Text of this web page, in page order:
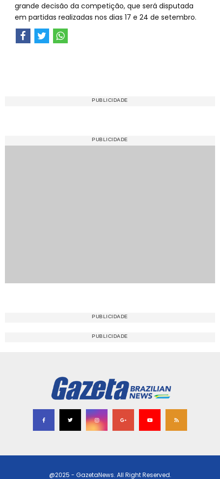
grande decisão da competição, que será disputada
em partidas realizadas nos dias 17 e 24 de setembro.
@2025 - GazetaNews. All Right Reserved.